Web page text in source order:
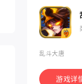
乱斗大唐
游戏详